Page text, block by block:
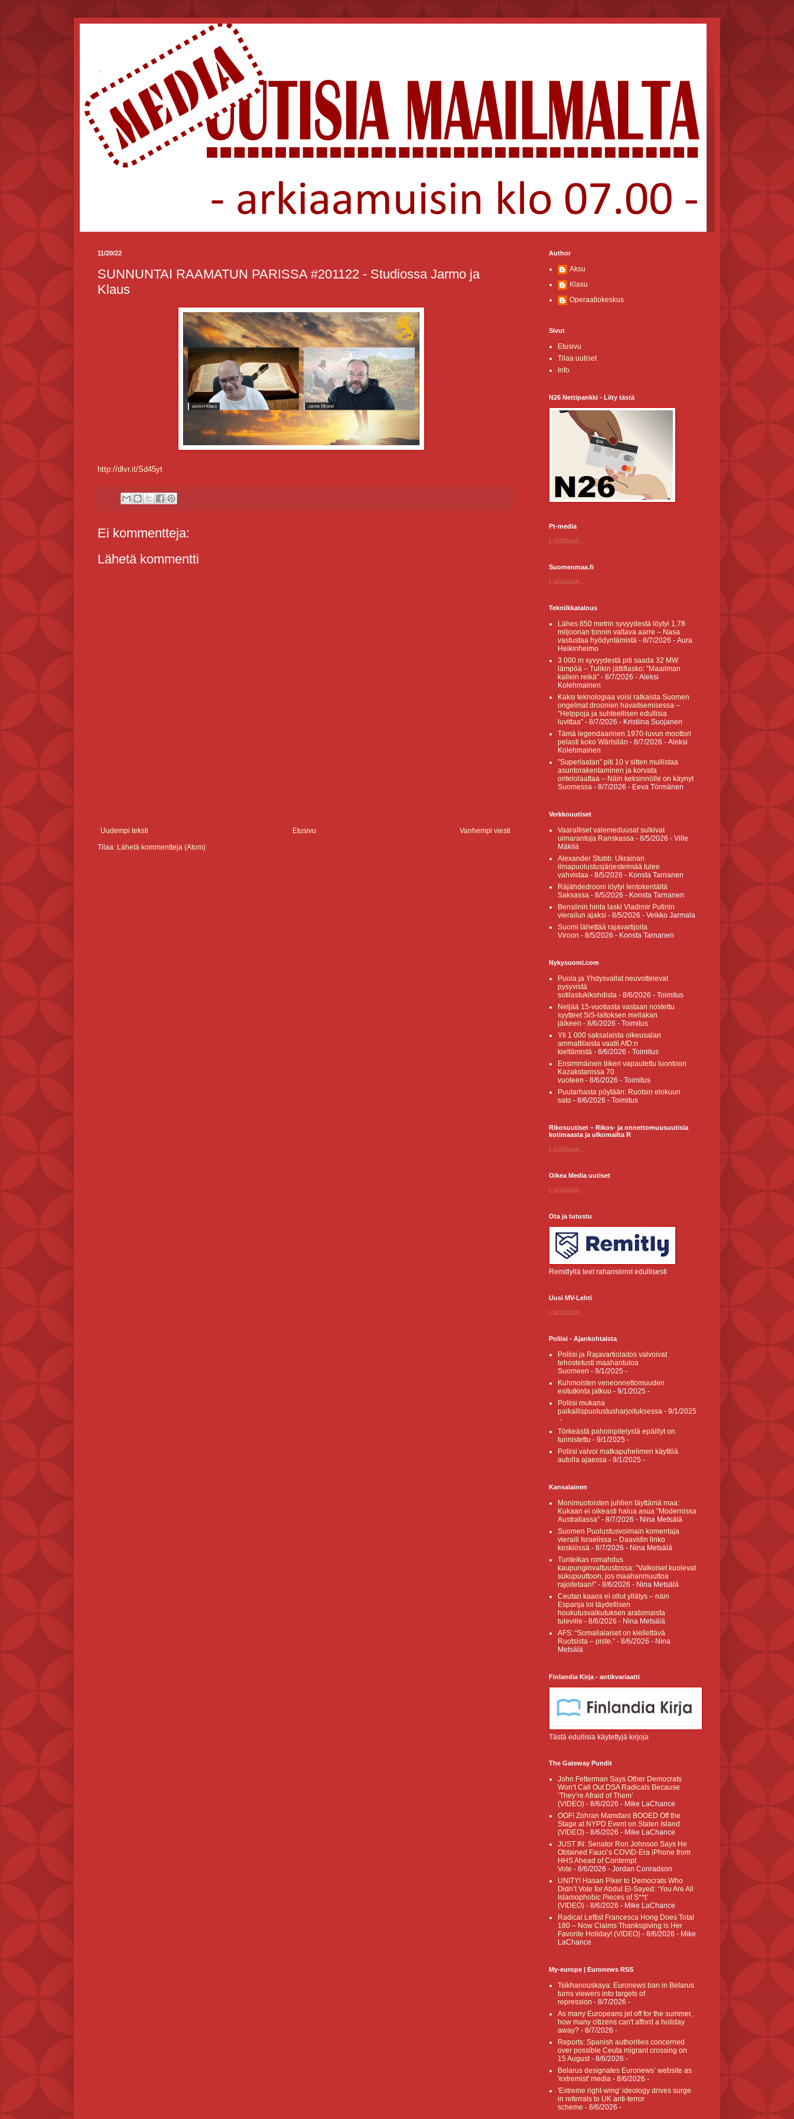
.
11/20/22
SUNNUNTAI RAAMATUN PARISSA #201122 - Studiossa Jarmo ja
Klaus
http://dlvr.it/Sd45yt
Ei kommentteja:
Lähetä kommentti
Uudempi teksti Vanhempi viesti
Etusivu
Tilaa: Lähetä kommentteja (Atom)
Author
Aksu
Klasu
Operaatiokeskus
Sivut
Etusivu
Tilaa uutiset
Info
N26 Nettipankki - Liity tästä
Pt-media
Ladataan...
Suomenmaa.fi
Ladataan...
Tekniikkatalous
Lähes 850 metrin syvyydestä löytyi 1,78
miljoonan tonnin valtava aarre – Nasa
vastustaa hyödyntämistä - 8/7/2026 - Aura
Heikinheimo
3 000 m syvyydestä piti saada 32 MW
lämpöä – Tulikin jättifiasko: ”Maailman
kallein reikä” - 8/7/2026 - Aleksi
Kolehmainen
Kaksi teknologiaa voisi ratkaista Suomen
ongelmat droonien havaitsemisessa –
”Helppoja ja suhteellisen edullisia
luvittaa” - 8/7/2026 - Kristiina Suojanen
Tämä legendaarinen 1970-luvun moottori
pelasti koko Wärtsilän - 8/7/2026 - Aleksi
Kolehmainen
”Superlaatan” piti 10 v sitten mullistaa
asuntorakentaminen ja korvata
ontelolaattaa – Näin keksinnölle on käynyt
Suomessa - 8/7/2026 - Eeva Törmänen
Verkkouutiset
Vaaralliset valemeduusat sulkivat
uimarantoja Ranskassa - 8/5/2026 - Ville
Mäkilä
Alexander Stubb: Ukrainan
ilmapuolustusjärjestelmää tulee
vahvistaa - 8/5/2026 - Konsta Tarnanen
Räjähdedrooni löytyi lentokentältä
Saksassa - 8/5/2026 - Konsta Tarnanen
Bensiinin hinta laski Vladimir Putinin
vierailun ajaksi - 8/5/2026 - Veikko Jarmala
Suomi lähettää rajavartijoita
Viroon - 8/5/2026 - Konsta Tarnanen
Nykysuomi.com
Puola ja Yhdysvallat neuvottelevat
pysyvistä
sotilastukikohdista - 8/6/2026 - Toimitus
Neljää 15-vuotiasta vastaan nostettu
syytteet SiS-laitoksen mellakan
jälkeen - 8/6/2026 - Toimitus
Yli 1 000 saksalaista oikeusalan
ammattilaista vaatii AfD:n
kieltämistä - 8/6/2026 - Toimitus
Ensimmäinen tiikeri vapautettu luontoon
Kazakstanissa 70
vuoteen - 8/6/2026 - Toimitus
Puutarhasta pöytään: Ruotsin elokuun
sato - 8/6/2026 - Toimitus
Rikosuutiset – Rikos- ja onnettomuusuutisia
kotimaasta ja ulkomailta R
Ladataan...
Oikea Media uutiset
Ladataan...
Ota ja tutustu
Remitlyllä teet rahansiirrot edullisesti
Uusi MV-Lehti
Ladataan...
Poliisi - Ajankohtaista
Poliisi ja Rajavartiolaitos valvoivat
tehostetusti maahantuloa
Suomeen - 9/1/2025 -
Kuhmoisten veneonnettomuuden
esitutkinta jatkuu - 9/1/2025 -
Poliisi mukana
paikallispuolustusharjoituksessa - 9/1/2025
-
Törkeästä pahoinpitelystä epäillyt on
tunnistettu - 9/1/2025 -
Poliisi valvoi matkapuhelimen käyttöä
autolla ajaessa - 9/1/2025 -
Kansalainen
Monimuotoisten juhlien täyttämä maa:
Kukaan ei oikeasti halua asua ”Modernissa
Australiassa” - 8/7/2026 - Nina Metsälä
Suomen Puolustusvoimain komentaja
vieraili Israelissa – Daavidin linko
keskiössä - 8/7/2026 - Nina Metsälä
Tunteikas romahdus
kaupunginvaltuustossa: ”Valkoiset kuolevat
sukupuuttoon, jos maahanmuuttoa
rajoitetaan!” - 8/6/2026 - Nina Metsälä
Ceutan kaaos ei ollut yllätys – näin
Espanja loi täydellisen
houkutusvaikutuksen arabimaista
tuleville - 8/6/2026 - Nina Metsälä
AFS: “Somalialaiset on kiellettävä
Ruotsista – piste.” - 8/6/2026 - Nina
Metsälä
Finlandia Kirja - antikvariaatti
Tästä edullisia käytettyjä kirjoja
The Gateway Pundit
John Fetterman Says Other Democrats
Won’t Call Out DSA Radicals Because
‘They’re Afraid of Them’
(VIDEO) - 8/6/2026 - Mike LaChance
OOF! Zohran Mamdani BOOED Off the
Stage at NYPD Event on Staten Island
(VIDEO) - 8/6/2026 - Mike LaChance
JUST IN: Senator Ron Johnson Says He
Obtained Fauci’s COVID-Era iPhone from
HHS Ahead of Contempt
Vote - 8/6/2026 - Jordan Conradson
UNITY! Hasan Piker to Democrats Who
Didn’t Vote for Abdul El-Sayed: ‘You Are All
Islamophobic Pieces of S**t’
(VIDEO) - 8/6/2026 - Mike LaChance
Radical Leftist Francesca Hong Does Total
180 – Now Claims Thanksgiving is Her
Favorite Holiday! (VIDEO) - 8/6/2026 - Mike
LaChance
My-europe | Euronews RSS
Tsikhanouskaya: Euronews ban in Belarus
turns viewers into targets of
repression - 8/7/2026 -
As many Europeans jet off for the summer,
how many citizens can't afford a holiday
away? - 8/7/2026 -
Reports: Spanish authorities concerned
over possible Ceuta migrant crossing on
15 August- 8/6/2026 -
Belarus designates Euronews’ website as
'extremist' media - 8/6/2026 -
'Extreme right-wing' ideology drives surge
in referrals to UK anti-terror
scheme - 8/6/2026 -